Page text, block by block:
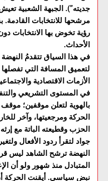
جديته”). الجبهة الشعبية
مرشحها للانتخابات
رؤية تخوض بها الانتخابات
الأحداث.
في هذا السياق تتقدمُ
لتعميق المسافة التي
الأزمات الاقتصادية
في المستوى التشريعي
بالهوية لتعلن موقفين؛
الحركة ومرجعيتها، وآخر
الحزب وقطيعته الباتة مع
جواد لتقرأ ردود الأفعال
النهضة ترشح الشاهد ليس
المتبادل منذ شهور ولو أن
نبض سياسي. أيقنت الحركة